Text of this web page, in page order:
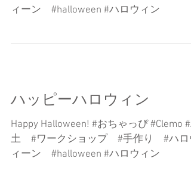
ィーン #halloween #ハロウィン
ハッピーハロウィン
Happy Halloween! #おちゃっぴ #Clemo #粘
土 #ワークショップ #手作り #ハロ
ィーン #halloween #ハロウィン